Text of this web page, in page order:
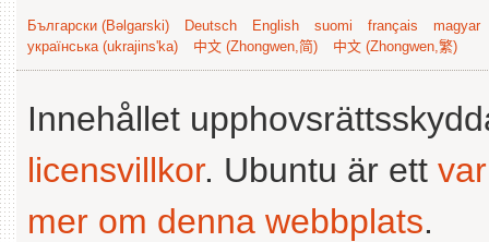
Български (Bəlgarski) Deutsch English suomi français
magyar
українська (ukrajins'ka)
中文 (Zhongwen,简) 中文 (Zhongwen,繁)
Innehållet
licensvillkor. Ubuntu är ett
mer om denna webbplats.